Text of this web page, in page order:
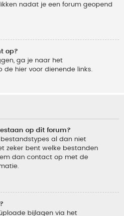
nadat je een forum geopend
op?
ga je naar het
hier voor dienende links.
op dit forum?
al dan niet
zeker bent welke bestanden
dan contact op met de
bijlagen via het